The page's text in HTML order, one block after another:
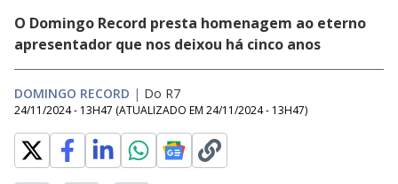
O Domingo Record presta homenagem ao eterno
apresentador que nos deixou há cinco anos
DOMINGO RECORD | Do R7
24/11/2024 - 13H47 (ATUALIZADO EM 24/11/2024 - 13H47)